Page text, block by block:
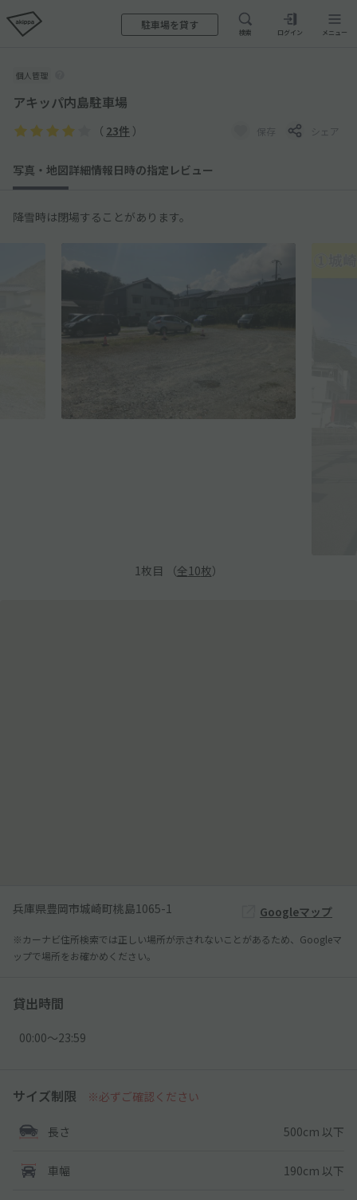
駐車場を貸す
検索 ログイン メニュー
個人管理
アキッパ内島駐車場
（ 23件 ） 保存 シェア
写真・地図詳細情報日時の指定 レビュー
降雪時は閉場することがあります。
1枚目 （全10枚）
兵庫県豊岡市城崎町桃島1065-1 Googleマップ
※カーナビ住所検索では正しい場所が示されないことがあるため、Googleマ
ップで場所をお確かめください。
貸出時間
00:00〜23:59
サイズ制限 ※必ずご確認ください
長さ 500cm 以下
車幅 190cm 以下